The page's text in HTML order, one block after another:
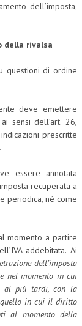
dell’imposta,
della rivalsa
questioni di ordine
deve emettere
sensi dell’art. 26,
prescritte
essere annotata
recuperata a
periodica, né come
momento a partire
addebitata. Ai
dell’imposta
nel momento in cui
al più tardi, con la
quello in cui il diritto
al momento della